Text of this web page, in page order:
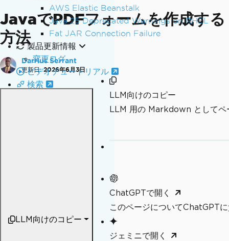
AWS Elastic Beanstalk
Java 25 Deprecated Warnings on RHEL
Fat JAR Connection Failure
製品更新情報
変更ログ
ビデオチュートリアル
検索
JavaでPDFフォームを作成する
方法
Darrius Serrant
更新日: 2026年6月3日
LLM向けのコピー
LLM向けのコピー
LLM 用の Markdown としてペ
ChatGPTで開く
このページについてChatGPT
ジェミニで開く